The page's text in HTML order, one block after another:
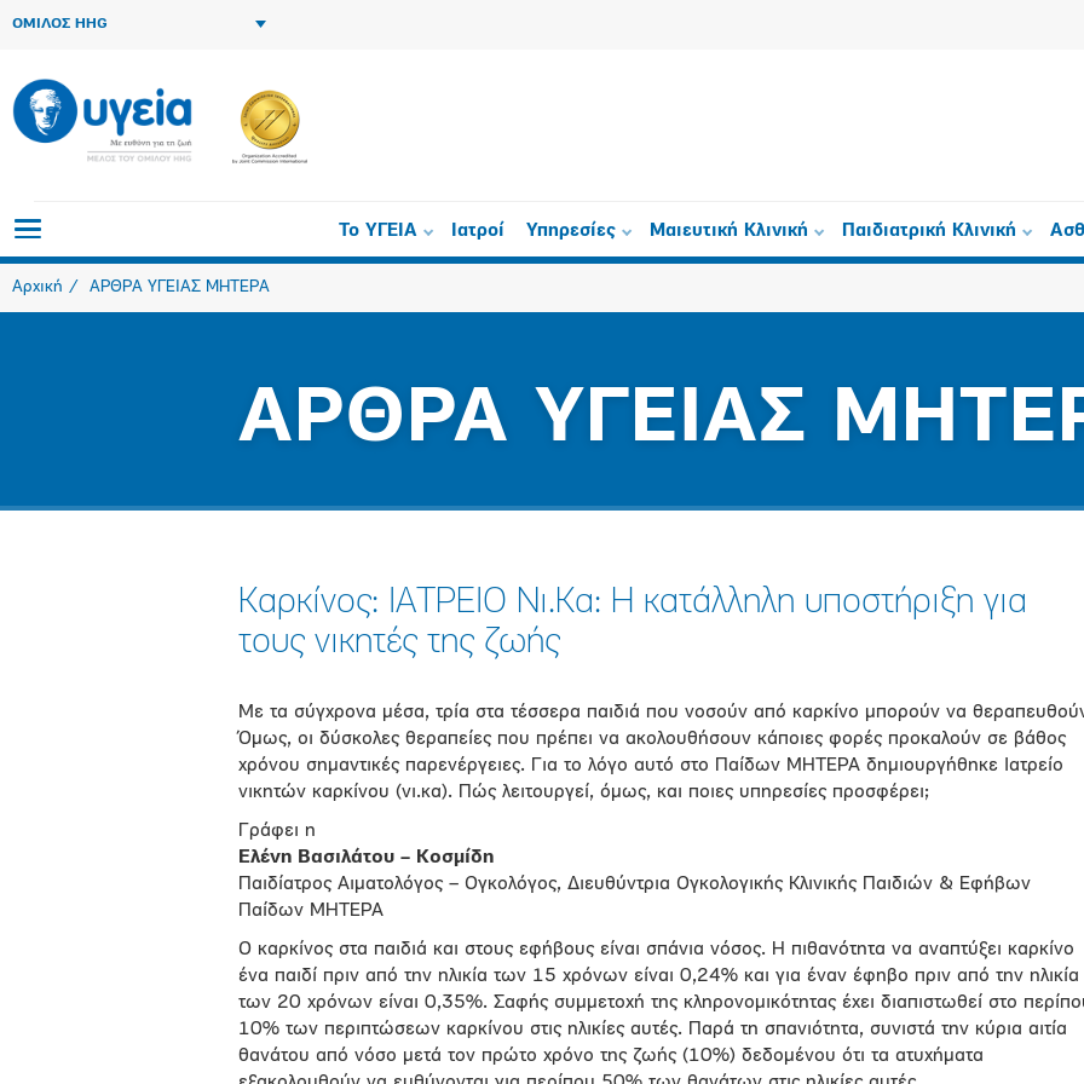
ΟΜΙΛΟΣ HHG
Το ΥΓΕΙΑ Ιατροί Υπηρεσίες Μαιευτική Κλινική Παιδιατρική Κλινική
Αρχική ΑΡΘΡΑ ΥΓΕΙΑΣ ΜΗΤΕΡΑ
ΑΡΘΡΑ ΥΓΕΙΑΣ
Καρκίνος: ΙΑΤΡΕΙΟ Nι.Kα: Η κατάλληλη υποστήριξη για
τους νικητές της ζωής
Με τα σύγχρονα μέσα, τρία στα τέσσερα παιδιά που νοσούν από καρκίνο μπορούν να
Όμως, οι δύσκολες θεραπείες που πρέπει να ακολουθήσουν κάποιες φορές προκαλούν σε βάθος
χρόνου σημαντικές παρενέργειες. Για το λόγο αυτό στο Παίδων ΜΗΤΕΡΑ δημιουργήθηκε Ιατρείο
νικητών καρκίνου (νι.κα). Πώς λειτουργεί, όμως, και ποιες υπηρεσίες προσφέρει;
Γράφει η
Ελένη Βασιλάτου – Κοσμίδη
Παιδίατρος Αιματολόγος – Ογκολόγος, Διευθύντρια Ογκολογικής Κλινικής Παιδιών & Εφήβων
Παίδων ΜΗΤΕΡΑ
Ο καρκίνος στα παιδιά και στους εφήβους είναι σπάνια νόσος. Η πιθανότητα να αναπτύξει καρκίνο
ένα παιδί πριν από την ηλικία των 15 χρόνων είναι 0,24% και για έναν έφηβο πριν από την ηλικία
των 20 χρόνων είναι 0,35%. Σαφής συμμετοχή της κληρονομικότητας έχει διαπιστωθεί στο
10% των περιπτώσεων καρκίνου στις ηλικίες αυτές. Παρά τη σπανιότητα, συνιστά την κύρια αιτία
θανάτου από νόσο μετά τον πρώτο χρόνο της ζωής (10%) δεδομένου ότι τα ατυχήματα